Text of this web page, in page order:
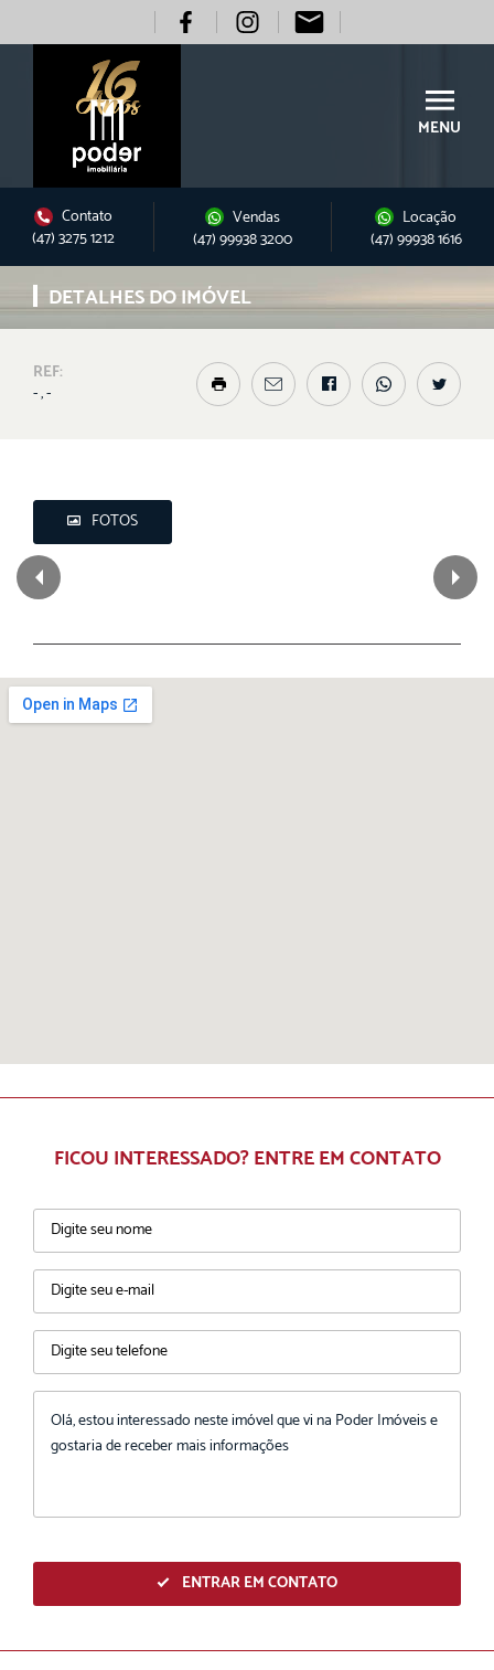
MENU
Contato
(47) 3275 1212
Vendas
(47) 99938 3200
Locação
(47) 99938 1616
DETALHES DO IMÓVEL
REF:
- , -
FOTOS
FICOU INTERESSADO? ENTRE EM CONTATO
ENTRAR EM CONTATO